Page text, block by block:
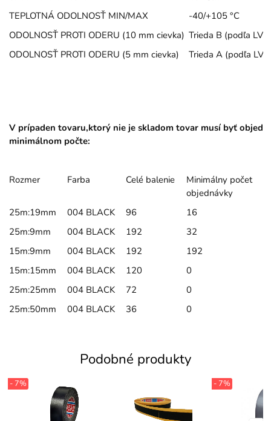
TEPLOTNÁ ODOLNOSŤ MIN/MAX
-40/+105 °C
ODOLNOSŤ PROTI ODERU (10 mm cievka) Trieda B (podľa
ODOLNOSŤ PROTI ODERU (5 mm cievka)
Trieda A (podľa
V prípaden tovaru,ktorý nie je skladom tovar musí byť
minimálnom počte:
Rozmer Farba Celé balenie
Minimálny počet
objednávky
25m:19mm
004 BLACK 96
16
25m:9mm
004 BLACK 192
32
15m:9mm
004 BLACK 192
192
15m:15mm
004 BLACK 120
0
25m:25mm
004 BLACK 72
0
25m:50mm
004 BLACK 36 0
Podobné produkty
- 7% - 7%